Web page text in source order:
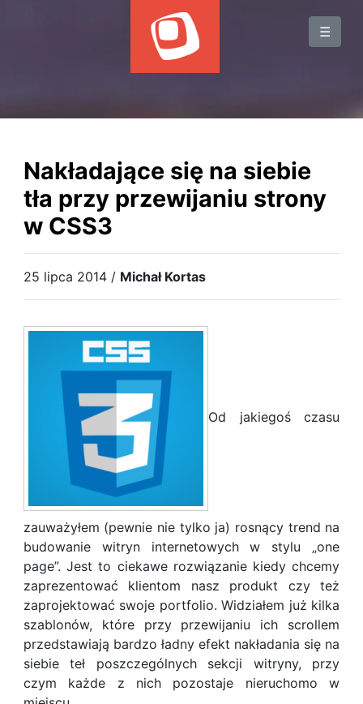
☰
BLOG
WYDARZENIA
HOSTING
Nakładające się na siebie
tła przy przewijaniu strony
w CSS3
25 lipca 2014 / Michał Kortas
Od jakiegoś czasu
zauważyłem (pewnie nie tylko ja) rosnący trend na
budowanie witryn internetowych w stylu „one
page”. Jest to ciekawe rozwiązanie kiedy chcemy
zaprezentować klientom nasz produkt czy też
zaprojektować swoje portfolio. Widziałem już kilka
szablonów, które przy przewijaniu ich scrollem
przedstawiają bardzo ładny efekt nakładania się na
siebie teł poszczególnych sekcji witryny, przy
czym każde z nich pozostaje nieruchomo w